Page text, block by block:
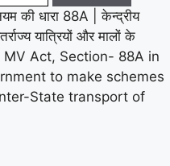
की धारा 88A | केन्द्रीय
यात्रियों और मालों के
| MV Act, Section- 88A in
to make schemes
State transport of